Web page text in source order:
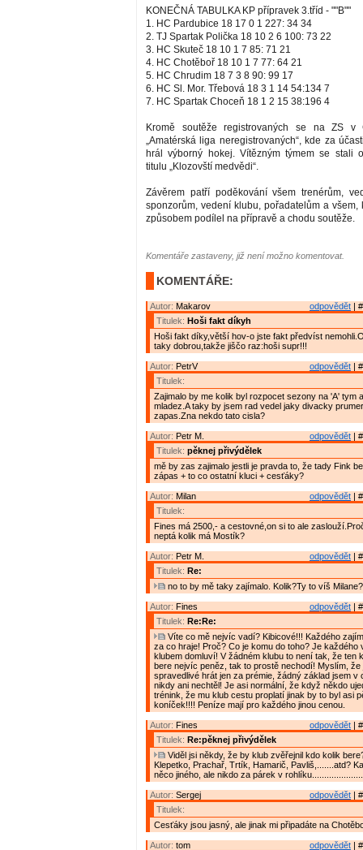
KONEČNÁ TABULKA KP přípravek 3.tříd - ""B""
1. HC Pardubice 18 17 0 1 227: 34 34
2. TJ Spartak Polička 18 10 2 6 100: 73 22
3. HC Skuteč 18 10 1 7 85: 71 21
4. HC Chotěboř 18 10 1 7 77: 64 21
5. HC Chrudim 18 7 3 8 90: 99 17
6. HC Sl. Mor. Třebová 18 3 1 14 54:134 7
7. HC Spartak Choceň 18 1 2 15 38:196 4
Kromě soutěže registrovaných se na ZS v
„Amatérská liga neregistrovaných“, kde za
hrál výborný hokej. Vítězným týmem se stali
titulu „Klozovští medvědi“.
Závěrem patří poděkování všem trenérům,
sponzorům, vedení klubu, pořadatelům a všem,
způsobem podílel na přípravě a chodu soutěže.
Komentáře zastaveny, již není možno komentovat.
KOMENTÁŘE:
odpovědět |
Autor: Makarov
Titulek: Hoši fakt díkyh
Hoši fakt díky,větší hov-o jste fakt předvíst
taky dobrou,takže jiščo raz:hoši supr!!!
odpovědět |
Autor: PetrV
Titulek:
Zajimalo by me kolik byl rozpocet sezony na 'A' tym
mladez.A taky by jsem rad vedel jaky divacky
zapas.Zna nekdo tato cisla?
odpovědět |
Autor: Petr M.
Titulek: pěknej přivýdělek
mě by zas zajimalo jestli je pravda to, že tady Fink
zápas + to co ostatní kluci + cesťáky?
odpovědět |
Autor: Milan
Titulek:
Fines má 2500,- a cestovné,on si to ale
neptá kolik má Mostík?
odpovědět |
Autor: Petr M.
Titulek: Re:
no to by mě taky zajímalo. Kolik?Ty to víš Milane?
odpovědět |
Autor: Fines
Titulek: Re:Re:
Víte co mě nejvíc vadí? Kibicové!!! Každého
za co hraje! Proč? Co je komu do toho? Je každého
klubem domluví! V žádném klubu to není tak, že ten
bere nejvíc peněz, tak to prostě nechodí! Myslím, že
spravedlivé hrát jen za prémie, žádný základ jsem v
nikdy ani nechtěl! Je asi normální, že když někdo
trénink, že mu klub cestu proplatí jinak by to byl asi
koníček!!!! Peníze mají pro každého jinou cenou.
odpovědět |
Autor: Fines
Titulek: Re:pěknej přivýdělek
Viděl jsi někdy, že by klub zvěřejnil kdo kolik
Klepetko, Prachař, Trtík, Hamarič, Pavliš,.......atd?
něco jiného, ale nikdo za párek v
odpovědět |
Autor: Sergej
Titulek:
Cesťáky jsou jasný, ale jinak mi připadáte na
odpovědět |
Autor: tom